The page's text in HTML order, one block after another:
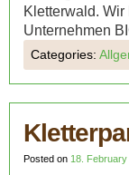
Kletterwald.
Unternehmen
Categories:
Posted on 18. February